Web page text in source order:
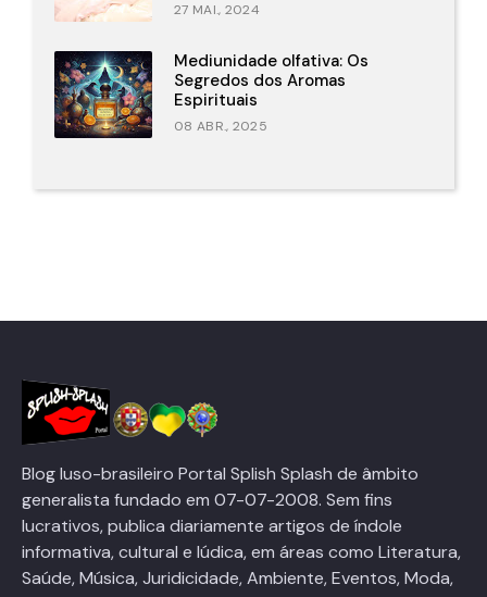
27 MAI., 2024
Mediunidade olfativa: Os
Segredos dos Aromas
Espirituais
08 ABR., 2025
Blog luso-brasileiro Portal Splish Splash de âmbito
generalista fundado em 07-07-2008. Sem fins
lucrativos, publica diariamente artigos de índole
informativa, cultural e lúdica, em áreas como Literatura,
Saúde, Música, Juridicidade, Ambiente, Eventos, Moda,